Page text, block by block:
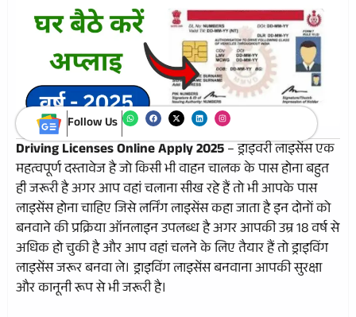
Follow Us
Driving Licenses Online Apply 2025– ड्राइवरी लाइसेंस एक
महत्वपूर्ण दस्तावेज है जो किसी भी वाहन चालक के पास होना बहुत
ही जरूरी है अगर आप वहां चलाना सीख रहे हैं तो भी आपके पास
लाइसेंस होना चाहिए जिसे लर्निंग लाइसेंस कहा जाता है इन दोनों को
बनवाने की प्रक्रिया ऑनलाइन उपलब्ध है अगर आपकी उम्र 18 वर्ष से
अधिक हो चुकी है और आप वहां चलने के लिए तैयार हैं तो ड्राइविंग
लाइसेंस जरूर बनवा ले। ड्राइविंग लाइसेंस बनवाना आपकी सुरक्षा
और कानूनी रूप से भी जरूरी है।